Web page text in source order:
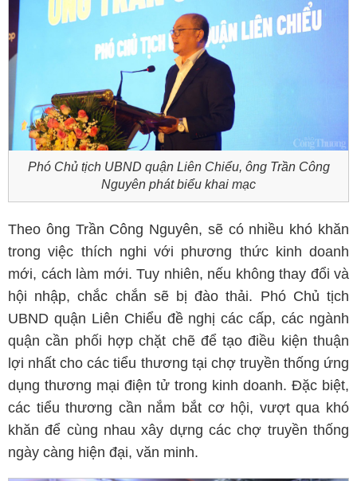
Phó Chủ tịch UBND quận Liên Chiểu, ông Trần Công
Nguyên phát biểu khai mạc
Theo ông Trần Công Nguyên, sẽ có nhiều khó khăn
trong việc thích nghi với phương thức kinh doanh
mới, cách làm mới. Tuy nhiên, nếu không thay đổi và
hội nhập, chắc chắn sẽ bị đào thải. Phó Chủ tịch
UBND quận Liên Chiểu đề nghị các cấp, các ngành
quận cần phối hợp chặt chẽ để tạo điều kiện thuận
lợi nhất cho các tiểu thương tại chợ truyền thống ứng
dụng thương mại điện tử trong kinh doanh. Đặc biệt,
các tiểu thương cần nắm bắt cơ hội, vượt qua khó
khăn để cùng nhau xây dựng các chợ truyền thống
ngày càng hiện đại, văn minh.